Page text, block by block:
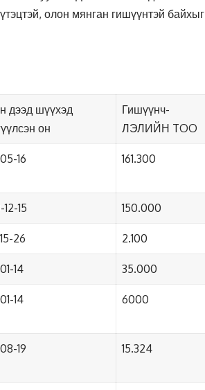
олон мянган гишүүнтэй байхыг
дээд шүүхэд
он
Гишүүнч-
ЛЭЛИЙН TOO
16 161.300
15 150.000
26 2.100
14 35.000
14 6000
19 15.324